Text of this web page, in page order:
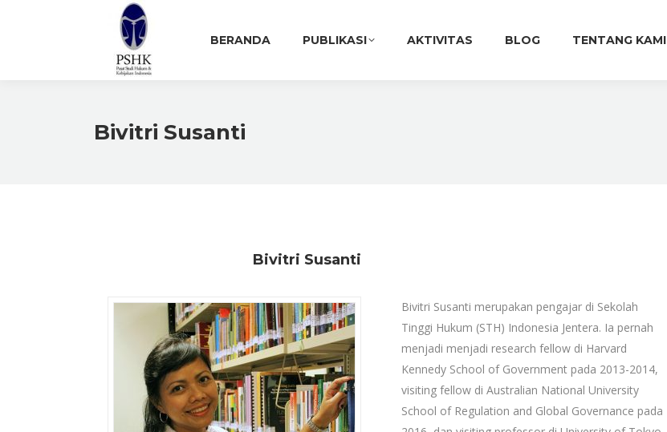
BERANDA PUBLIKASI AKTIVITAS BLOG TENTANG KAMI
Bivitri Susanti
Bivitri Susanti
Bivitri Susanti merupakan pengajar di Sekolah
Tinggi Hukum (STH) Indonesia Jentera. Ia pernah
menjadi menjadi research fellow di Harvard
Kennedy School of Government pada 2013-2014,
visiting fellow di Australian National University
School of Regulation and Global Governance pada